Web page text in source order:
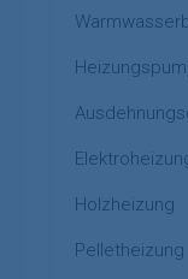
Holzheizung
Pelletheizung